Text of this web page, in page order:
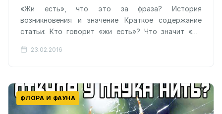
«Жи есть», что это за фраза? История
возникновения и значение Краткое содержание
статьи: Кто говорит «жи есть»? Что значит «жи
23.02.2016
ФЛОРА И ФАУНА